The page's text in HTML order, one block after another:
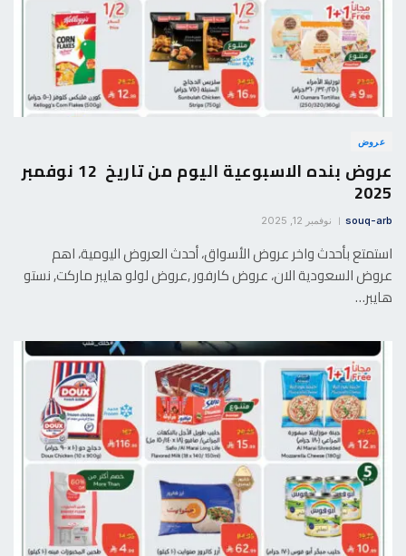
عروض
عروض بنده الاسبوعية اليوم من تاريخ 12 نوفمبر
2025
souq-arb نوفمبر 12, 2025
استمتع بأحدث واخر عروض الأسواق، أحدث العروض اليومية، اهم
عروض السعودية الان، عروض كارفور ,عروض لولو هايبر ماركت, نستو
هايبر…